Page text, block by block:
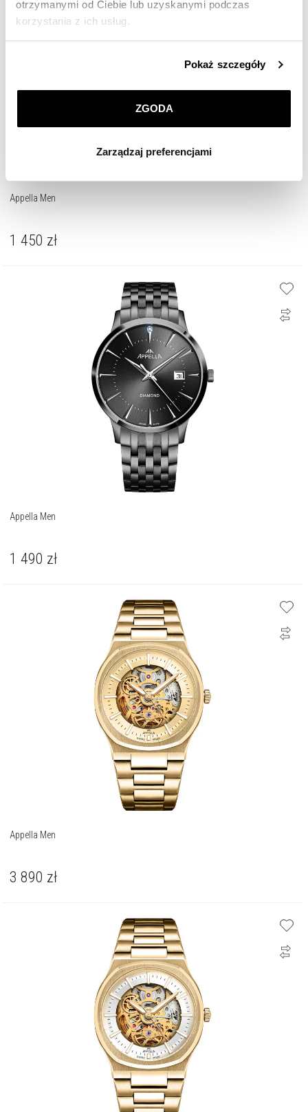
otrzymanymi od Ciebie lub uzyskanymi podczas
korzystania z ich usług.
przez nas plików cookie znajdziesz wPolityce
korzystamy. Możesz również wybrać jaki rodzaj plików
dokonać zmiany wybranych przez Ciebie plików cookie.
Pokaż szczegóły
ZGODA
Zarządzaj preferencjami
Appella Men
1 450 zł
Appella Men
1 490 zł
Appella Men
3 890 zł